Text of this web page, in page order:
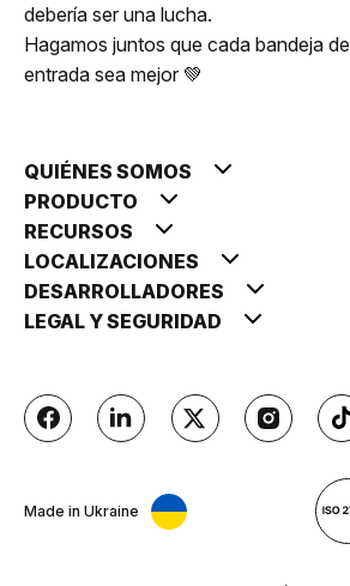
debería ser una lucha.
Hagamos juntos que cada bandeja de
entrada sea mejor 💚
QUIÉNES SOMOS
PRODUCTO
RECURSOS
LOCALIZACIONES
DESARROLLADORES
LEGAL Y SEGURIDAD
Made in Ukraine